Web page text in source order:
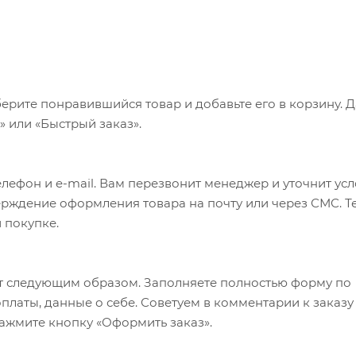
понравившийся товар и добавьте его в корзину.
«Быстрый заказ».
и e-mail. Вам перезвонит менеджер и уточнит
оформления товара на почту или через СМС.
покупке.
образом. Заполняете полностью форму по
данные о себе. Советуем в комментарии к заказу
кнопку «Оформить заказ».